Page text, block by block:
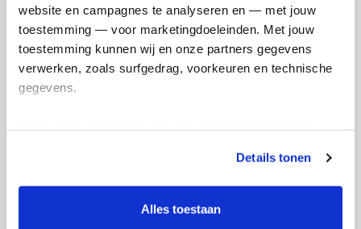
website en campagnes te analyseren en — met jouw
toestemming — voor marketingdoeleinden. Met jouw
toestemming kunnen wij en onze partners gegevens
verwerken, zoals surfgedrag, voorkeuren en technische
gegevens.
tonen. Je kunt je toestemming op elk moment wijzigen of
intrekken via Cookie instellingen onderaan de pagina. De
lijst met cookies is te vinden in het tabblad “details”.
Details tonen
Alles toestaan
Creditcard
Referentie
Ik wil bijdragen aan de transactiekosten